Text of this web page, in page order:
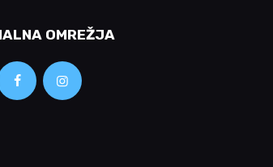
OMREŽJA